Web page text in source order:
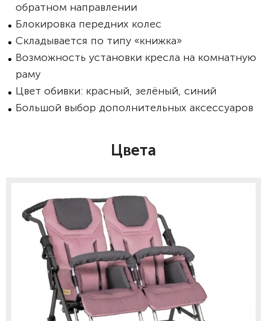
обратном направлении
Блокировка передних колес
Складывается по типу «книжка»
Возможность установки кресла на комнатную
раму
Цвет обивки: красный, зелёный, синий
Большой выбор дополнительных аксессуаров
Цвета